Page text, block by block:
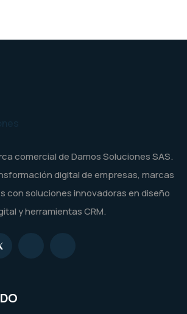
comercial de Damos Soluciones SAS.
digital de empresas, marcas
con soluciones innovadoras en diseño
y herramientas CRM.